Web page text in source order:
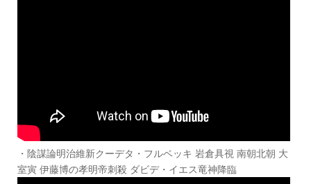
・陰謀論明治維新クーデタ・フルベッキ 岩倉具視 南朝北朝 大
室寅 伊藤博の孝明帝刺殺 ダビデ・イエス竜神降臨